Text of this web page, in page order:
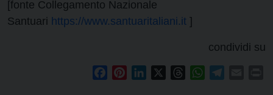
[fonte Collegamento Nazionale
Santuari https://www.santuaritaliani.it ]
condividi su
FacebookPinterestLinkedIn ThreadsWhatsApp